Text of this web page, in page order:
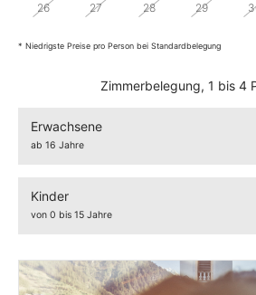
26 27 28 29
* Niedrigste Preise pro Person bei Standardbelegung
Zimmerbelegung, 1 bis 4
Erwachsene
ab 16 Jahre
Kinder
von 0 bis 15 Jahre